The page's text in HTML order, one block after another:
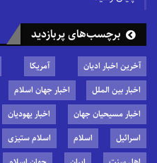
برچسب‌های پربازدید
آخرین اخبار ادیان آمریکا
اخبار بین الملل
اخبار جهان اسلام
اخبار مسیحیان جهان
اخبار یهودیان
اسرائیل
اسلام اسلام ستیزی